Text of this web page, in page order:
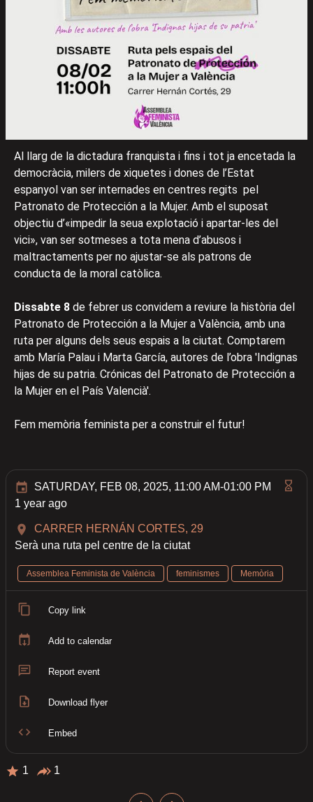
Al llarg de la dictadura franquista i fins i tot ja encetada la
democràcia, milers de xiquetes i dones de l’Estat
espanyol van ser internades en centres regits pel
Patronato de Protección a la Mujer. Amb el suposat
objectiu d’«impedir la seua explotació i apartar-les del
vici», van ser sotmeses a tota mena d’abusos i
maltractaments per no ajustar-se als patrons de
conducta de la moral catòlica.
Dissabte 8 de febrer us convidem a reviure la història del
Patronato de Protección a la Mujer a València, amb una
ruta per alguns dels seus espais a la ciutat. Comptarem
amb María Palau i Marta García, autores de l’obra 'Indignas
hijas de su patria. Crónicas del Patronato de Protección a
la Mujer en el País Valencià'.
Fem memòria feminista per a construir el futur!
SATURDAY, FEB 08, 2025, 11:00 AM-01:00 PM
1 year ago
CARRER HERNÁN CORTES, 29
Serà una ruta pel centre de la ciutat
Assemblea Feminista de València feminismes Memòria
Copy link
Add to calendar
Report event
Download flyer
Embed
1 1